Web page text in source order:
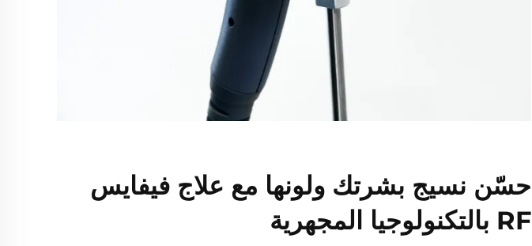
حسّن نسيج بشرتك ولونها مع علاج فيفايس
RF بالتكنولوجيا المجهرية